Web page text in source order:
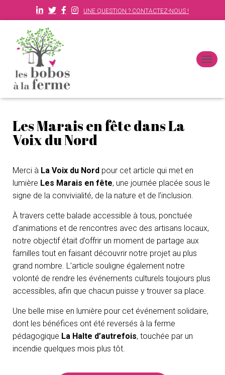
UNE QUESTION ? CONTACTEZ-NOUS !
D
I
O
Les Marais en fête dans La
Voix du Nord
Merci à La Voix du Nord pour cet article qui met en
lumière Les Marais en fête, une journée placée sous le
signe de la convivialité, de la nature et de l’inclusion.
À travers cette balade accessible à tous, ponctuée
d’animations et de rencontres avec des artisans locaux,
notre objectif était d’offrir un moment de partage aux
familles tout en faisant découvrir notre projet au plus
grand nombre. L’article souligne également notre
volonté de rendre les événements culturels toujours plus
accessibles, afin que chacun puisse y trouver sa place.
Une belle mise en lumière pour cet événement solidaire,
dont les bénéfices ont été reversés à la ferme
pédagogique La Halte d’autrefois, touchée par un
incendie quelques mois plus tôt.